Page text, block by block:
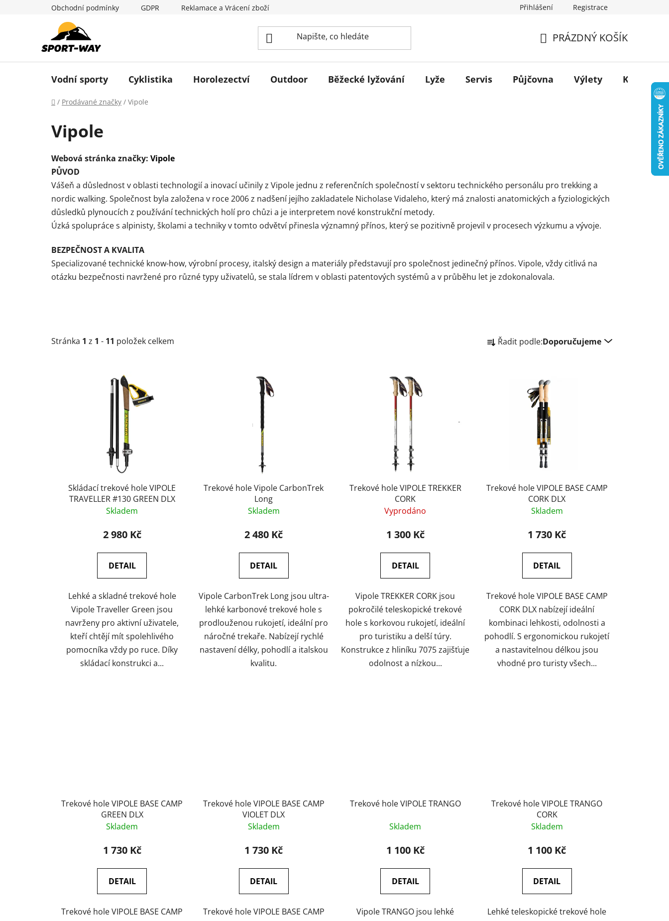
Obchodní podmínky GDPR Reklamace a Vrácení zboží Přihlášení Registrace
KOŠÍK
PRÁZDNÝ KOŠÍK
Vodní sporty Cyklistika Horolezectví Outdoor Běžecké lyžování Lyže Servis Půjčovna Výlety Kontakt
Domů
/ Prodávané značky / Vipole
Vipole
Webová stránka značky: Vipole
PŮVOD
Vášeň a důslednost v oblasti technologií a inovací učinily z Vipole jednu z referenčních společností v sektoru technického personálu pro trekking a
nordic walking. Společnost byla založena v roce 2006 z nadšení jejího zakladatele Nicholase Vidaleho, který má znalosti anatomických a fyziologických
důsledků plynoucích z používání technických holí pro chůzi a je interpretem nové konstrukční metody.
Úzká spolupráce s alpinisty, školami a techniky v tomto odvětví přinesla významný přínos, který se pozitivně projevil v procesech výzkumu a vývoje.
BEZPEČNOST A KVALITA
Specializované technické know-how, výrobní procesy, italský design a materiály představují pro společnost jedinečný přínos. Vipole, vždy citlivá na
otázku bezpečnosti navržené pro různé typy uživatelů, se stala lídrem v oblasti patentových systémů a v průběhu let je zdokonalovala.
Stránka 1 z 1 - 11 položek celkem a
t
Řadit podle:Doporučujeme
Skládací trekové hole VIPOLE
TRAVELLER #130 GREEN DLX
Skladem
2 980 Kč
DETAIL
Lehké a skladné trekové hole
Vipole Traveller Green jsou
navrženy pro aktivní uživatele,
kteří chtějí mít spolehlivého
pomocníka vždy po ruce. Díky
skládací konstrukci a...
Trekové hole Vipole CarbonTrek
Long
Skladem
2 480 Kč
DETAIL
Vipole CarbonTrek Long jsou ultra-
lehké karbonové trekové hole s
prodlouženou rukojetí, ideální pro
náročné trekaře. Nabízejí rychlé
nastavení délky, pohodlí a italskou
kvalitu.
Trekové hole VIPOLE TREKKER
CORK
Vyprodáno
1 300 Kč
DETAIL
Vipole TREKKER CORK jsou
pokročilé teleskopické trekové
hole s korkovou rukojetí, ideální
pro turistiku a delší túry.
Konstrukce z hliníku 7075 zajišťuje
odolnost a nízkou...
Trekové hole VIPOLE BASE CAMP
CORK DLX
Skladem
1 730 Kč
DETAIL
Trekové hole VIPOLE BASE CAMP
CORK DLX nabízejí ideální
kombinaci lehkosti, odolnosti a
pohodlí. S ergonomickou rukojetí
a nastavitelnou délkou jsou
vhodné pro turisty všech...
Trekové hole VIPOLE BASE CAMP
GREEN DLX
Skladem
1 730 Kč
DETAIL
Trekové hole VIPOLE BASE CAMP
Trekové hole VIPOLE BASE CAMP
VIOLET DLX
Skladem
1 730 Kč
DETAIL
Trekové hole VIPOLE BASE CAMP
Trekové hole VIPOLE TRANGO
Skladem
1 100 Kč
DETAIL
Vipole TRANGO jsou lehké
Trekové hole VIPOLE TRANGO
CORK
Skladem
1 100 Kč
DETAIL
Lehké teleskopické trekové hole